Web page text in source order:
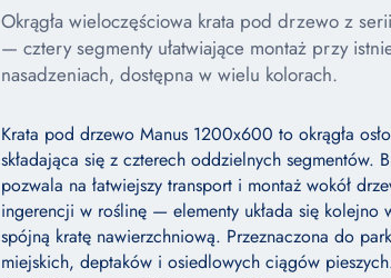
Okrągła wieloczęściowa krata pod drzewo z
— cztery segmenty ułatwiające montaż przy
nasadzeniach, dostępna w wielu kolorach.
Krata pod drzewo Manus 1200x600 to okrągła
składająca się z czterech oddzielnych segmentów.
pozwala na łatwiejszy transport i montaż wokół
ingerencji w roślinę — elementy układa się kolejno
spójną kratę nawierzchniową. Przeznaczona do
miejskich, deptaków i osiedlowych ciągów